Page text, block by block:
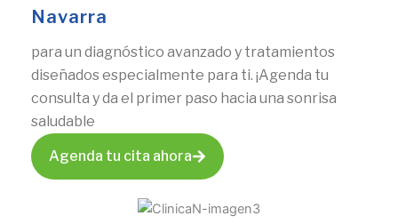
Navarra
para un diagnóstico avanzado y tratamientos
diseñados especialmente para ti. ¡Agenda tu
consulta y da el primer paso hacia una sonrisa
saludable
Agenda tu cita ahora